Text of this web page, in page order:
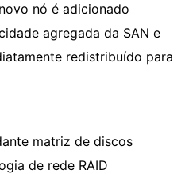
nó é adicionado
agregada da SAN e
redistribuído para
matriz de discos
de rede RAID